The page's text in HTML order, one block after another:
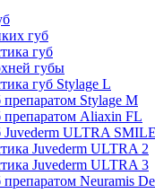
губ
губ
губы
губ Stylage L
препаратом Stylage M
препаратом Aliaxin FL
Juvederm ULTRA
Juvederm ULTRA 2
Juvederm ULTRA 3
Neuramis